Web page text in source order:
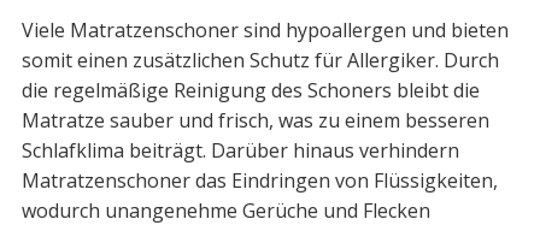
Viele Matratzenschoner sind hypoallergen und bieten
somit einen zusätzlichen Schutz für Allergiker. Durch
die regelmäßige Reinigung des Schoners bleibt die
Matratze sauber und frisch, was zu einem besseren
Schlafklima beiträgt. Darüber hinaus verhindern
Matratzenschoner das Eindringen von Flüssigkeiten,
wodurch unangenehme Gerüche und Flecken